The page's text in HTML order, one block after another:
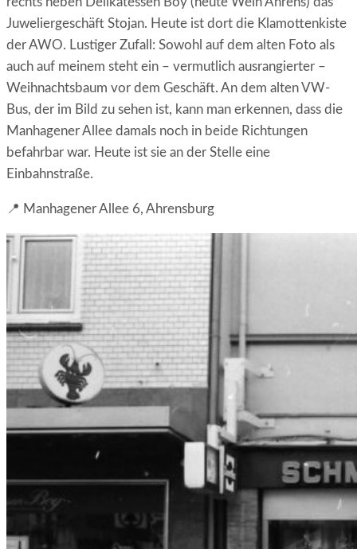
Juweliergeschäft Stojan. Heute ist dort die Klamottenkiste
der AWO. Lustiger Zufall: Sowohl auf dem alten Foto als
auch auf meinem steht ein – vermutlich ausrangierter –
Weihnachtsbaum vor dem Geschäft. An dem alten VW-
Bus, der im Bild zu sehen ist, kann man erkennen, dass die
Manhagener Allee damals noch in beide Richtungen
befahrbar war. Heute ist sie an der Stelle eine
Einbahnstraße.
📍 Manhagener Allee 6, Ahrensburg